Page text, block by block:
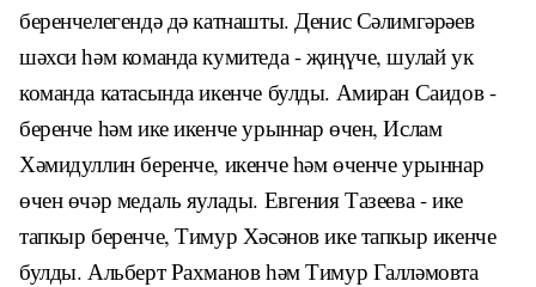
беренчелегендә дә катнашты. Денис Сәлимгәрәев
шәхси һәм команда кумитеда - җиңүче, шулай ук
команда катасында икенче булды. Амиран Саидов -
беренче һәм ике икенче урыннар өчен, Ислам
Хәмидуллин беренче, икенче һәм өченче урыннар
өчен өчәр медаль яулады. Евгения Тазеева - ике
тапкыр беренче, Тимур Хәсәнов ике тапкыр икенче
булды. Альберт Рахманов һәм Тимур Галләмовта